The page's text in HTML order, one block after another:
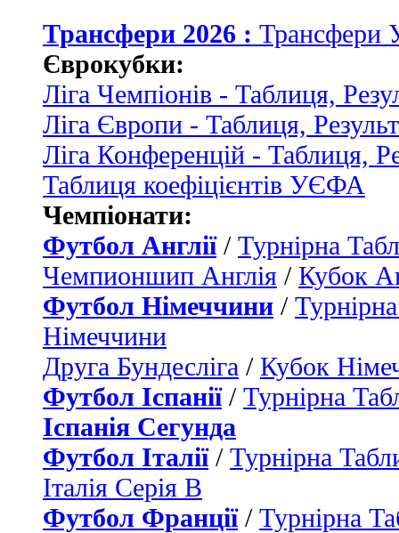
Трансфери 2026 : Трансфери
Єврокубки:
Ліга Чемпіонів - Таблиця,
Ліга Європи - Таблиця,
Ліга Конференцій - Таблиця,
Таблиця коефіцієнтів УЄФА
Чемпіонати:
Футбол Англії/ Турнірна
Чемпионшип Англія / Кубок
Футбол Німеччини /
Німеччини
Друга Бундесліга / Кубок
Футбол Іспанії/ Турнірна
Іспанія Сегунда
Футбол Італії/ Турнірна
Італія Серія B
Футбол Франції/ Турнірна